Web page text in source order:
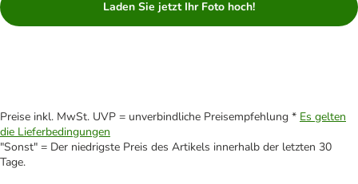
Laden Sie jetzt Ihr Foto hoch!
Preise inkl. MwSt. UVP = unverbindliche Preisempfehlung * Es gelten
die Lieferbedingungen
"Sonst" = Der niedrigste Preis des Artikels innerhalb der letzten 30
Tage.